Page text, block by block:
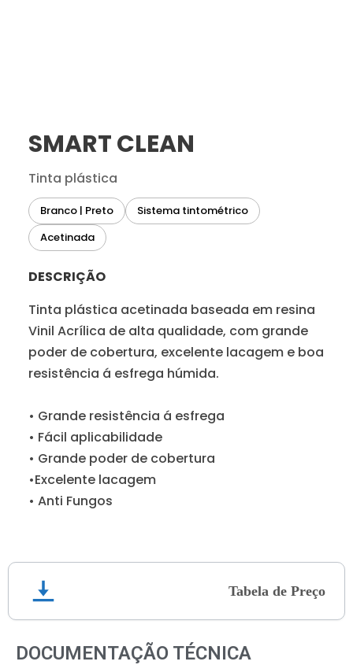
SMART CLEAN
Tinta plástica
Branco | Preto
Sistema tintométrico
Acetinada
DESCRIÇÃO
Tinta plástica acetinada baseada em resina
Vinil Acrílica de alta qualidade, com grande
poder de cobertura, excelente lacagem e boa
resistência á esfrega húmida.
• Grande resistência á esfrega
• Fácil aplicabilidade
• Grande poder de cobertura
•Excelente lacagem
• Anti Fungos
Tabela de Preço
DOCUMENTAÇÃO TÉCNICA